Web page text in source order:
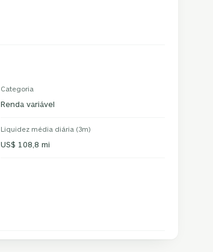
Categoria
Renda variável
Liquidez média diária (3m)
US$ 108,8 mi